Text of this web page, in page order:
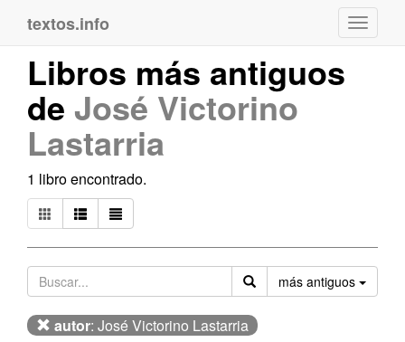
textos.info
Libros más antiguos
de José Victorino
Lastarria
1 libro encontrado.
más antiguos
autor: José Victorino Lastarria